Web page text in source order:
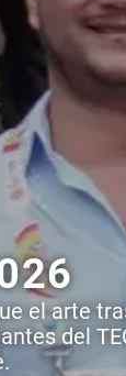
el arte
del